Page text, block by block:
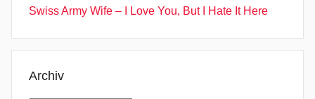
Swiss Army Wife – I Love You, But I Hate It Here
Archiv